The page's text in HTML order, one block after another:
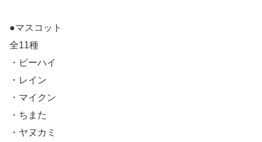
●マスコット
全11種
・ピーハイ
・レイン
・マイクン
・ちまた
・ヤヌカミ